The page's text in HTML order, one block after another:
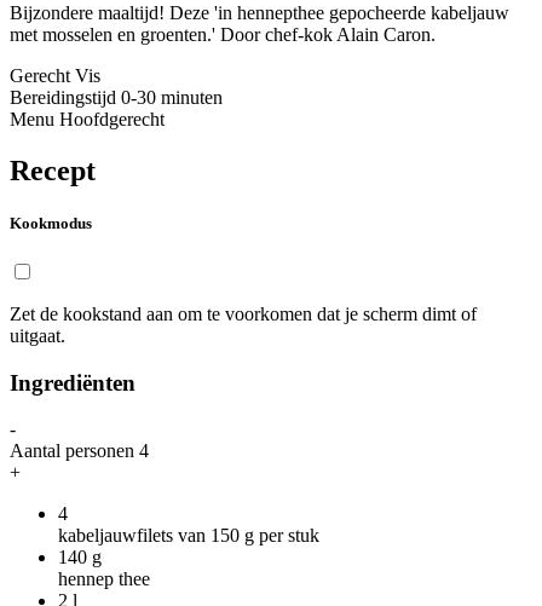
Bijzondere maaltijd! Deze 'in hennepthee gepocheerde kabeljauw
met mosselen en groenten.' Door chef-kok Alain Caron.
Gerecht Vis
Bereidingstijd 0-30 minuten
Menu Hoofdgerecht
Recept
Kookmodus
Zet de kookstand aan om te voorkomen dat je scherm dimt of
uitgaat.
Ingrediënten
-
Aantal personen 4
+
4
kabeljauwfilets van 150 g per stuk
140 g
hennep thee
2 l